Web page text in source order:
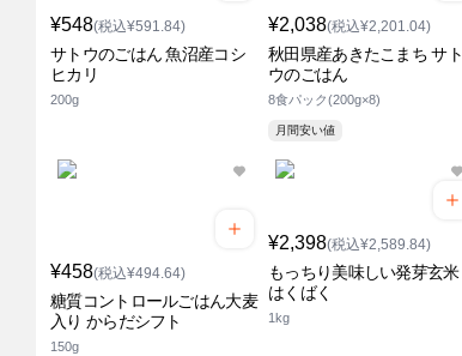
¥548(税込¥591.84)
サトウのごはん 魚沼産コシ
ヒカリ
200g
¥2,038(税込¥2,201.04)
秋田県産あきたこまち サト
ウのごはん
8食パック(200g×8)
月間安い値
¥458(税込¥494.64)
糖質コントロールごはん大麦
入り からだシフト
150g
¥2,398(税込¥2,589.84)
もっちり美味しい発芽玄米
はくばく
1kg